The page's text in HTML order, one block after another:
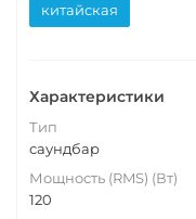
китайская
Характеристики
Тип
саундбар
Мощность (RMS) (Вт)
120